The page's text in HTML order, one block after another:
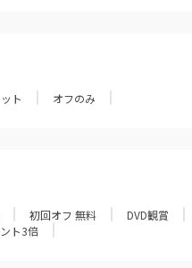
ト オフのみ
初回オフ 無料 DVD観賞
ト3倍